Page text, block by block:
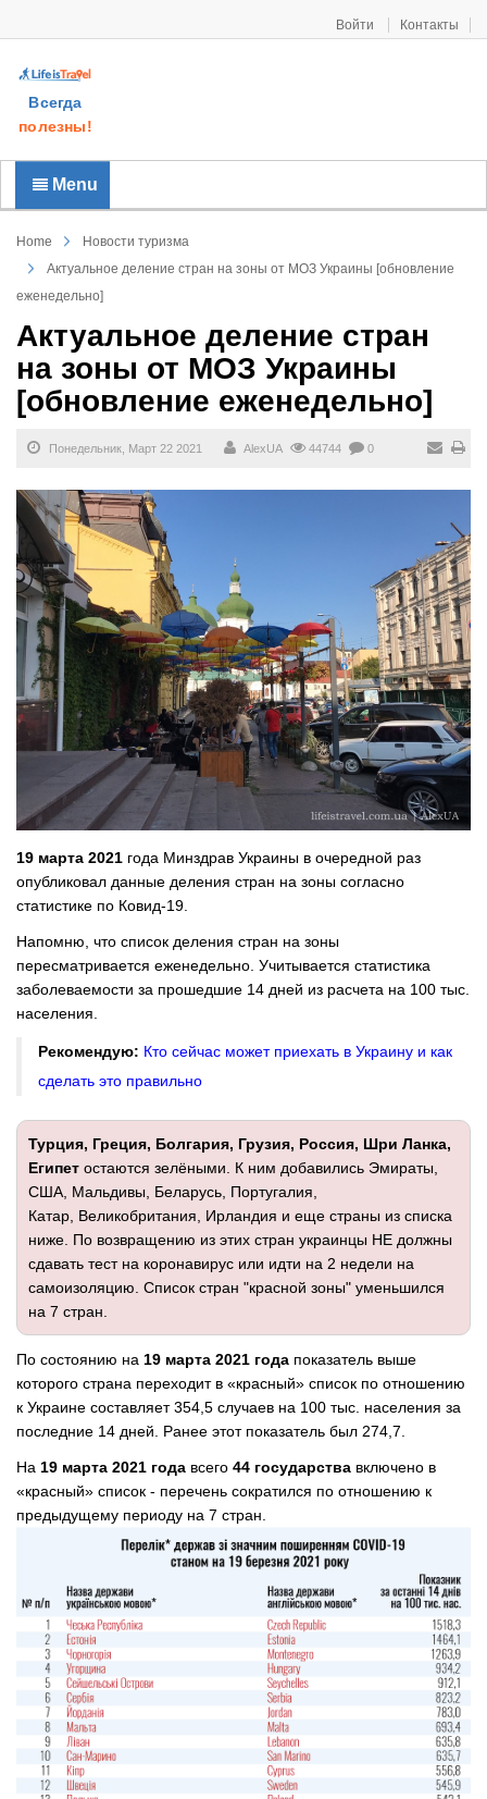
Войти Контакты
Всегда
полезны!
Menu
Home
Новости туризма
Актуальное деление стран на зоны от МОЗ Украины [обновление
еженедельно]
Актуальное деление стран
на зоны от МОЗ Украины
[обновление еженедельно]
Понедельник, Март 22 2021 AlexUA 44744 0
19 марта 2021 года Минздрав Украины в очередной раз
опубликовал данные деления стран на зоны согласно
статистике по Ковид-19.
Напомню, что список деления стран на зоны
пересматривается еженедельно. Учитывается статистика
заболеваемости за прошедшие 14 дней из расчета на 100 тыс.
населения.
Рекомендую: Кто сейчас может приехать в Украину и как
сделать это правильно
Турция, Греция, Болгария, Грузия, Россия, Шри Ланка,
Египет остаются зелёными. К ним добавились Эмираты,
США, Мальдивы, Беларусь, Португалия,
Катар, Великобритания, Ирландия и еще страны из списка
ниже. По возвращению из этих стран украинцы НЕ должны
сдавать тест на коронавирус или идти на 2 недели на
самоизоляцию. Список стран "красной зоны" уменьшился
на 7 стран.
По состоянию на 19 марта 2021 года показатель выше
которого страна переходит в «красный» список по отношению
к Украине составляет 354,5 случаев на 100 тыс. населения за
последние 14 дней. Ранее этот показатель был 274,7.
На 19 марта 2021 года всего 44 государства включено в
«красный» список - перечень сократился по отношению к
предыдущему периоду на 7 стран.